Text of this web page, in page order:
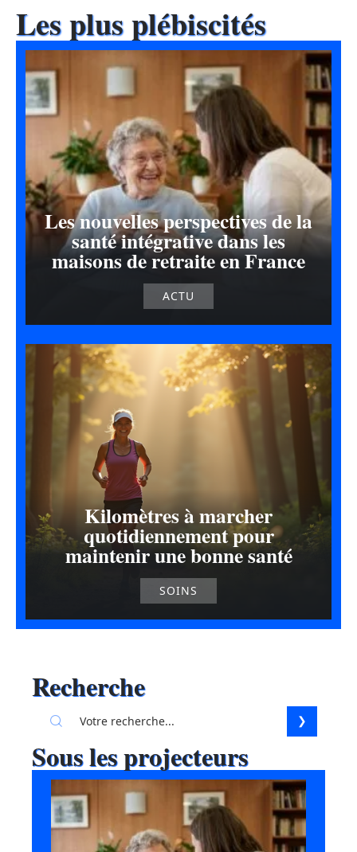
Les plus plébiscités
Les nouvelles perspectives de la
santé intégrative dans les
maisons de retraite en France
ACTU
Kilomètres à marcher
quotidiennement pour
maintenir une bonne santé
SOINS
Recherche
Sous les projecteurs